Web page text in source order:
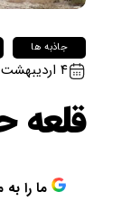
جاذبه ها
۴ اردیبهشت ۱۴۰۰
قلعه
ما را